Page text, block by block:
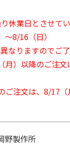
休業日とさせてい
8/16（日）
なりますのでご了
月）以降のご注
ご注文は、8/17
野製作所